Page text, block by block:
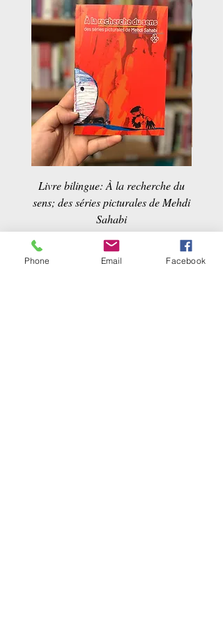
Livre bilingue: À la recherche du
sens; des séries picturales de Mehdi
Sahabi
Prix
24,90 €
Phone Email Facebook